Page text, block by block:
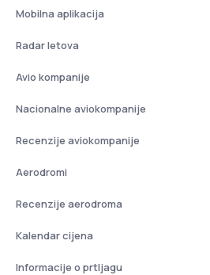
Mobilna aplikacija
Radar letova
Avio kompanije
Nacionalne aviokompanije
Recenzije aviokompanije
Aerodromi
Recenzije aerodroma
Kalendar cijena
Informacije o prtljagu